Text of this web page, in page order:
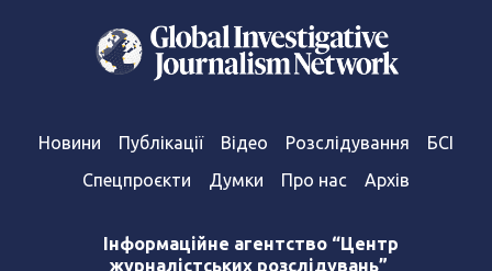
Новини Публікації Відео Розслідування
БСІ
Спецпроєкти
Думки Про нас Архів
Інформаційне агентство “Центр
журналістських розслідувань”